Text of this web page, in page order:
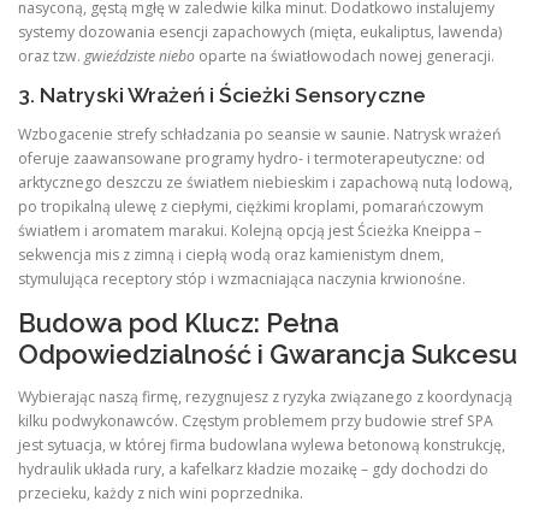
nasyconą, gęstą mgłę w zaledwie kilka minut. Dodatkowo instalujemy
systemy dozowania esencji zapachowych (mięta, eukaliptus, lawenda)
oraz tzw. gwieździste niebo oparte na światłowodach nowej generacji.
3. Natryski Wrażeń i Ścieżki Sensoryczne
Wzbogacenie strefy schładzania po seansie w saunie. Natrysk wrażeń
oferuje zaawansowane programy hydro- i termoterapeutyczne: od
arktycznego deszczu ze światłem niebieskim i zapachową nutą lodową,
po tropikalną ulewę z ciepłymi, ciężkimi kroplami, pomarańczowym
światłem i aromatem marakui. Kolejną opcją jest Ścieżka Kneippa –
sekwencja mis z zimną i ciepłą wodą oraz kamienistym dnem,
stymulująca receptory stóp i wzmacniająca naczynia krwionośne.
Budowa pod Klucz: Pełna
Odpowiedzialność i Gwarancja Sukcesu
Wybierając naszą firmę, rezygnujesz z ryzyka związanego z koordynacją
kilku podwykonawców. Częstym problemem przy budowie stref SPA
jest sytuacja, w której firma budowlana wylewa betonową konstrukcję,
hydraulik układa rury, a kafelkarz kładzie mozaikę – gdy dochodzi do
przecieku, każdy z nich wini poprzednika.